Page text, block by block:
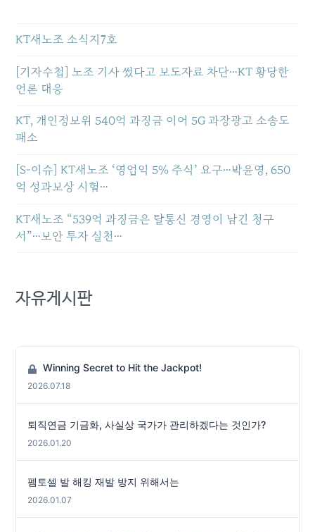
KT새노조 소식지7호
[기자수첩] 노조 기사 썼다고 보도자료 차단…KT 황당한
언론 대응
KT, 개인정보위 540억 과징금 이어 5G 과장광고 소송도
패소
[S-이슈] KT새노조 ‘영업익 5% 주식’ 요구…박윤영, 650
억 성과보상 시험…
KT새노조 “539억 과징금은 탈통신 경영이 남긴 청구
서”…보안 투자 실천…
자유게시판
Winning Secret to Hit the Jackpot!
2026.07.18
퇴직연금 기금화, 사실상 국가가 관리하겠다는 것인가?
2026.01.20
펨토셀 발 해킹 재발 방지 위해서는
2026.01.07